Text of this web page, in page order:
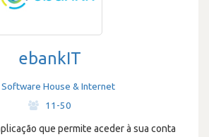
ebankIT
Software House & Internet
11-50
que permite aceder à sua conta